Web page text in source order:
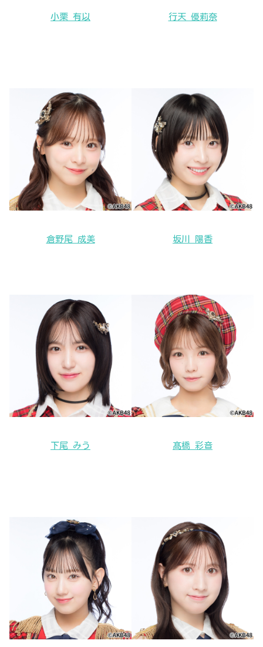
小栗 有以 行天 優莉奈
倉野尾 成美 坂川 陽香
下尾 みう 髙橋 彩音